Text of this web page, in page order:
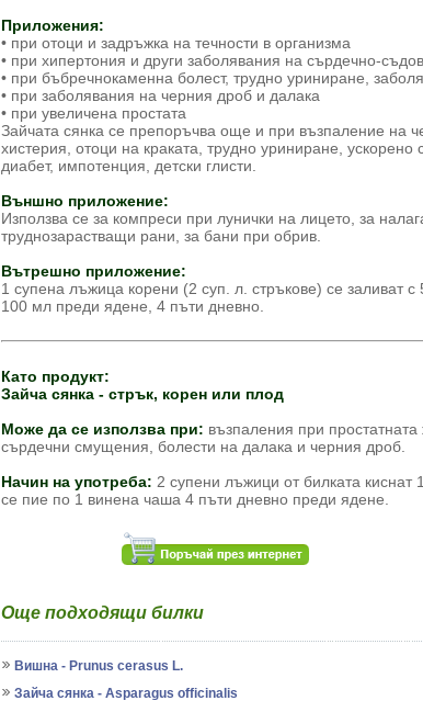
Приложения:
• при отоци и задръжка на течности в организма
• при хипертония и други заболявания на сърдечно-
• при бъбречнокаменна болест, трудно уриниране,
• при заболявания на черния дроб и далака
• при увеличена простата
Зайчата сянка се препоръчва още и при възпаление на
хистерия, отоци на краката, трудно уриниране,
диабет, импотенция, детски глисти.
Външно приложение:
Използва се за компреси при лунички на лицето, за
труднозарастващи рани, за бани при обрив.
Вътрешно приложение:
1 супена лъжица корени (2 суп. л. стръкове) се заливат
100 мл преди ядене, 4 пъти дневно.
Като продукт:
Зайча сянка - стрък, корен или плод
Може да се използва при: възпаления при простатната
сърдечни смущения, болести на далака и черния дроб.
Начин на употреба: 2 супени лъжици от билката
се пие по 1 винена чаша 4 пъти дневно преди ядене.
Още подходящи билки
Вишна - Prunus cerasus L.
Зайча сянка - Asparagus officinalis